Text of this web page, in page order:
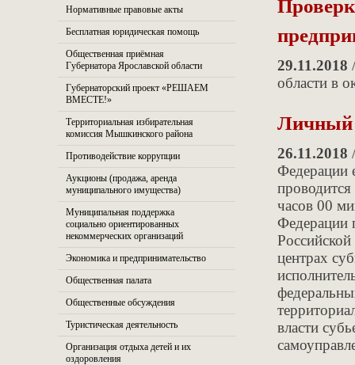
Нормативные правовые акты
Бесплатная юридическая помощь
Общественная приёмная
Губернатора Ярославской области
Губернаторский проект «РЕШАЕМ
ВМЕСТЕ!»
Территориальная избирательная
комиссия Мышкинского района
Противодействие коррупции
Аукционы (продажа, аренда
муниципального имущества)
Муниципальная поддержка
социально ориентированных
некоммерческих организаций
Экономика и предпринимательство
Общественная палата
Общественные обсуждения
Туристическая деятельность
Организация отдыха детей и их
оздоровления
29.11.2018
области в
Личный
26.11.2018
Федерации
часов 00
Федерации
центрах
власти